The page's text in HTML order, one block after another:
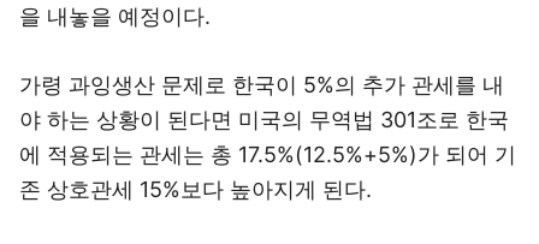
을 내놓을 예정이다.
가령 과잉생산 문제로 한국이 5%의 추가 관세를 내
야 하는 상황이 된다면 미국의 무역법 301조로 한국
에 적용되는 관세는 총 17.5%(12.5%+5%)가 되어 기
존 상호관세 15%보다 높아지게 된다.